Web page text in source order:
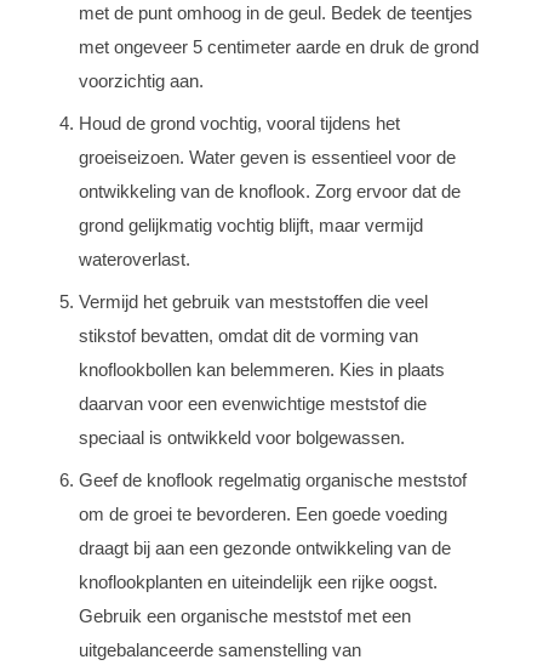
met de punt omhoog in de geul. Bedek de teentjes
met ongeveer 5 centimeter aarde en druk de grond
voorzichtig aan.
Houd de grond vochtig, vooral tijdens het
groeiseizoen. Water geven is essentieel voor de
ontwikkeling van de knoflook. Zorg ervoor dat de
grond gelijkmatig vochtig blijft, maar vermijd
wateroverlast.
Vermijd het gebruik van meststoffen die veel
stikstof bevatten, omdat dit de vorming van
knoflookbollen kan belemmeren. Kies in plaats
daarvan voor een evenwichtige meststof die
speciaal is ontwikkeld voor bolgewassen.
Geef de knoflook regelmatig organische meststof
om de groei te bevorderen. Een goede voeding
draagt bij aan een gezonde ontwikkeling van de
knoflookplanten en uiteindelijk een rijke oogst.
Gebruik een organische meststof met een
uitgebalanceerde samenstelling van